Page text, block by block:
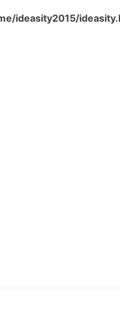
ideasity2015/